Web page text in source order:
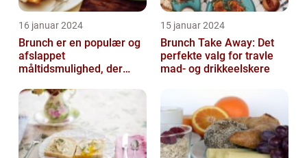
16 januar 2024
Brunch er en populær og
afslappet
måltidsmulighed, der
fra både morgenmad og
15 januar 2024
Brunch Take Away: Det
perfekte valg for travle
mad- og drikkeelskere